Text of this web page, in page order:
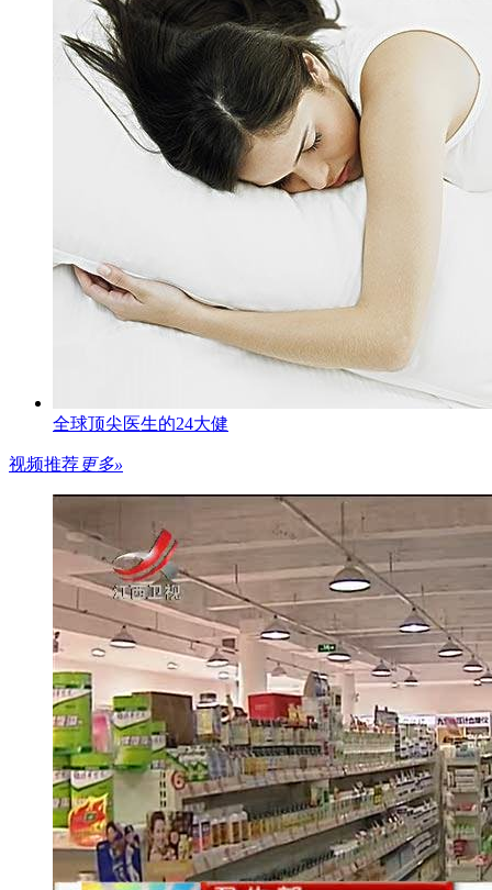
全球顶尖医生的24大健
视频推荐更多»